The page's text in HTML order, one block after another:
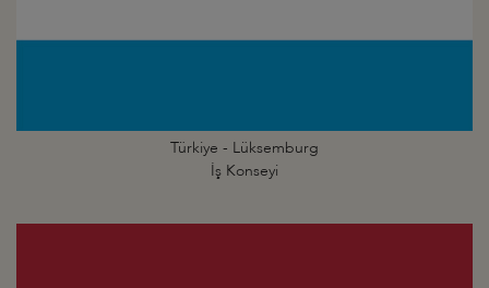
Türkiye - Lüksemburg
İş Konseyi